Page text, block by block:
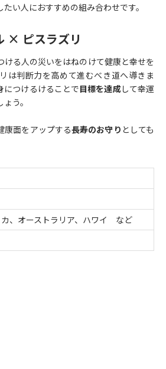
い人におすすめの組み合わせです。
× ピスラズリ
ける人の災いをはねのけて健康と幸せを
は判断力を高めて進むべき道へ導きま
につけるけることで目標を達成して幸運
う。
康面をアップする長寿のお守り としても
カ、オーストラリア、ハワイ など